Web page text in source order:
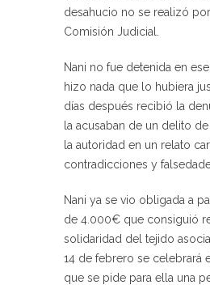
desahucio no se realizó
Comisión Judicial.
Nani no fue detenida en
hizo nada que lo hubiera
días después recibió la
la acusaban de un delito
la autoridad en un relato
contradicciones y
Nani ya se vio obligada a
de 4.000€ que consiguió
solidaridad del tejido
14 de febrero se celebrará
que se pide para ella una